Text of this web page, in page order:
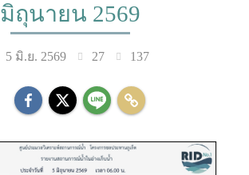
มิถุนายน 2569
5 มิ.ย. 2569 27 137